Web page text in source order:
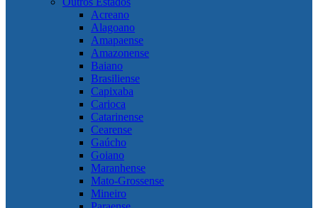
Acreano
Alagoano
Amapaense
Amazonense
Baiano
Brasiliense
Capixaba
Carioca
Catarinense
Cearense
Gaúcho
Goiano
Maranhense
Mato-Grossense
Mineiro